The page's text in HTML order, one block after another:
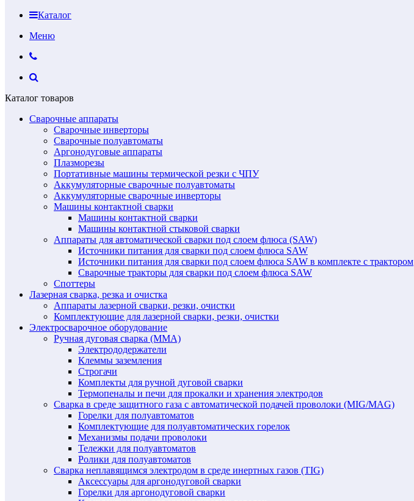
Каталог
Меню
Каталог товаров
Сварочные аппараты
Сварочные инверторы
Сварочные полуавтоматы
Аргонодуговые аппараты
Плазморезы
Портативные машины термической резки с ЧПУ
Аккумуляторные сварочные полуавтоматы
Аккумуляторные сварочные инверторы
Машины контактной сварки
Машины контактной сварки
Машины контактной стыковой сварки
Аппараты для автоматической сварки под слоем флюса (SAW)
Источники питания для сварки под слоем флюса SAW
Источники питания для сварки под слоем флюса SAW в комплекте с трактором
Сварочные тракторы для сварки под слоем флюса SAW
Споттеры
Лазерная сварка, резка и очистка
Аппараты лазерной сварки, резки, очистки
Комплектующие для лазерной сварки, резки, очистки
Электросварочное оборудование
Ручная дуговая сварка (MMA)
Электрододержатели
Клеммы заземления
Строгачи
Комплекты для ручной дуговой сварки
Термопеналы и печи для прокалки и хранения электродов
Сварка в среде защитного газа с автоматической подачей проволоки (MIG/MAG)
Горелки для полуавтоматов
Комплектующие для полуавтоматических горелок
Механизмы подачи проволоки
Тележки для полуавтоматов
Ролики для полуавтоматов
Сварка неплавящимся электродом в среде инертных газов (TIG)
Аксессуары для аргонодуговой сварки
Горелки для аргонодуговой сварки